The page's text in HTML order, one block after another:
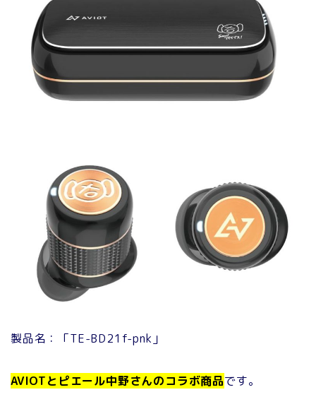
製品名：「TE-BD21f-pnk」
AVIOTとピエール中野さんのコラボ商品です。